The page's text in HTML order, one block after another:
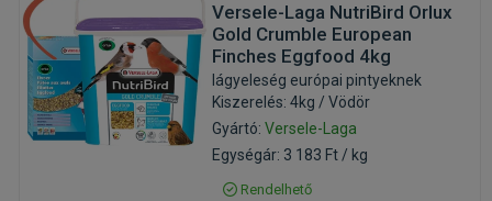
Versele-Laga NutriBird Orlux
Gold Crumble European
Finches Eggfood 4kg
lágyeleség európai pintyeknek
Kiszerelés: 4kg / Vödör
Gyártó: Versele-Laga
Egységár: 3 183 Ft / kg
Rendelhető